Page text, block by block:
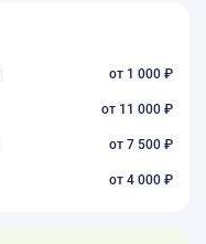
от 1 000 ₽
от 11 000 ₽
от 7 500 ₽
от 4 000 ₽